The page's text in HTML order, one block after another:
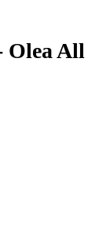
Olea All